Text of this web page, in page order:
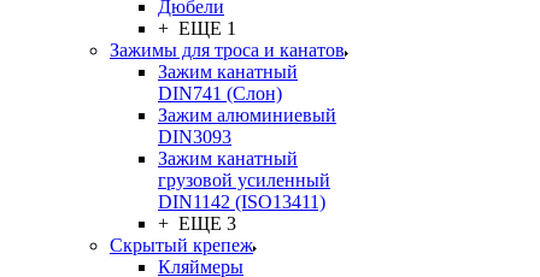
Дюбели
+ ЕЩЕ 1
Зажимы для троса и канатов
Зажим канатный
DIN741 (Cлон)
Зажим алюминиевый
DIN3093
Зажим канатный
грузовой усиленный
DIN1142 (ISO13411)
+ ЕЩЕ 3
Скрытый крепеж
Кляймеры